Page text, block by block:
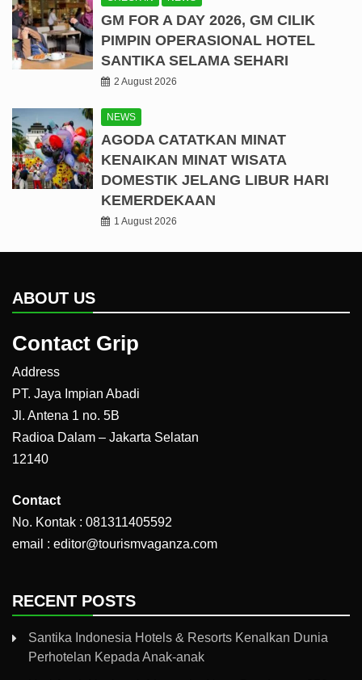
GM FOR A DAY 2026, GM CILIK
PIMPIN OPERASIONAL HOTEL
SANTIKA SELAMA SEHARI
2 August 2026
NEWS
AGODA CATATKAN MINAT
KENAIKAN MINAT WISATA
DOMESTIK JELANG LIBUR HARI
KEMERDEKAAN
1 August 2026
ABOUT US
Contact Grip
Address
PT. Jaya Impian Abadi
Jl. Antena 1 no. 5B
Radioa Dalam – Jakarta Selatan
12140
Contact
No. Kontak : 081311405592
email : editor@tourismvaganza.com
RECENT POSTS
Santika Indonesia Hotels & Resorts Kenalkan Dunia
Perhotelan Kepada Anak-anak